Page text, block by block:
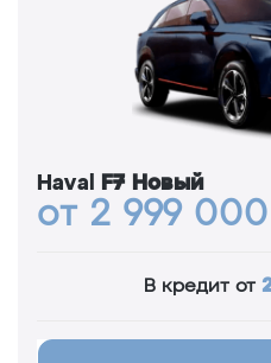
Haval F7 Новый
от 2 999
В кредит от